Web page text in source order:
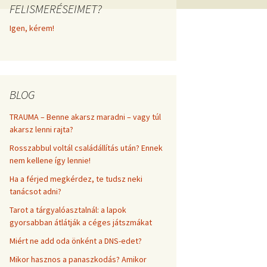
frekvenciákkal
FELISMERÉSEIMET?
Igen, kérem!
BLOG
TRAUMA – Benne akarsz maradni – vagy túl
akarsz lenni rajta?
Rosszabbul voltál családállítás után? Ennek
nem kellene így lennie!
Ha a férjed megkérdez, te tudsz neki
tanácsot adni?
Tarot a tárgyalóasztalnál: a lapok
gyorsabban átlátják a céges játszmákat
Miért ne add oda önként a DNS-edet?
Mikor hasznos a panaszkodás? Amikor